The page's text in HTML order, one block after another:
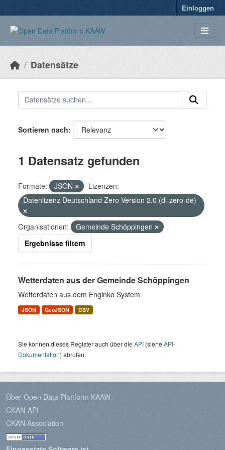
Einloggen
Datensätze
Sortieren nach
1 Datensatz gefunden
Formate: JSON
Lizenzen:
Datenlizenz Deutschland Zero Version 2.0 (dl-zero-de)
Organisationen:
Gemeinde Schöppingen
Ergebnisse filtern
Wetterdaten aus der Gemeinde Schöppingen
Wetterdaten aus dem Enginko System
JSON GeoJSON CSV
Sie können dieses Register auch über dieAPI (sieheAPI-
Dokumentation) abrufen.
Über Open Data Plattform KAAW
CKAN-API
CKAN Association